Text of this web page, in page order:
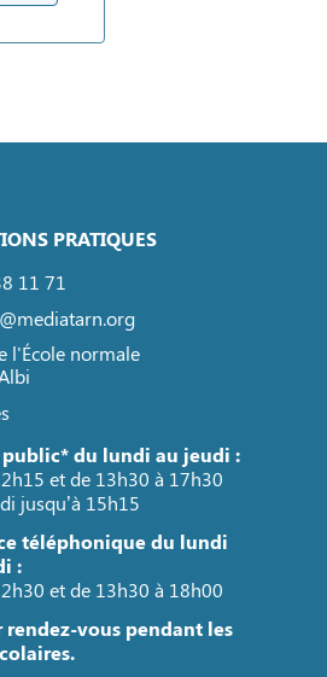
PRATIQUES
11 71
l'École normale
du lundi au jeudi :
et de 13h30 à 17h30
jusqu’à 15h15
téléphonique du lundi
:
et de 13h30 à 18h00
rendez-vous pendant les